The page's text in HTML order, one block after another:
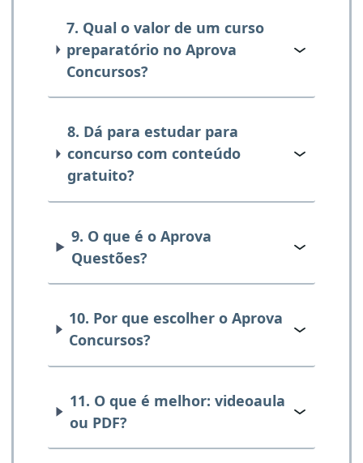
7. Qual o valor de um curso
preparatório no Aprova
Concursos?
8. Dá para estudar para
concurso com conteúdo
gratuito?
9. O que é o Aprova
Questões?
10. Por que escolher o Aprova
Concursos?
11. O que é melhor: videoaula
ou PDF?